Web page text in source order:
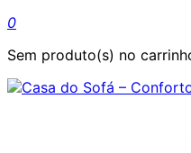
0
Sem produto(s) no